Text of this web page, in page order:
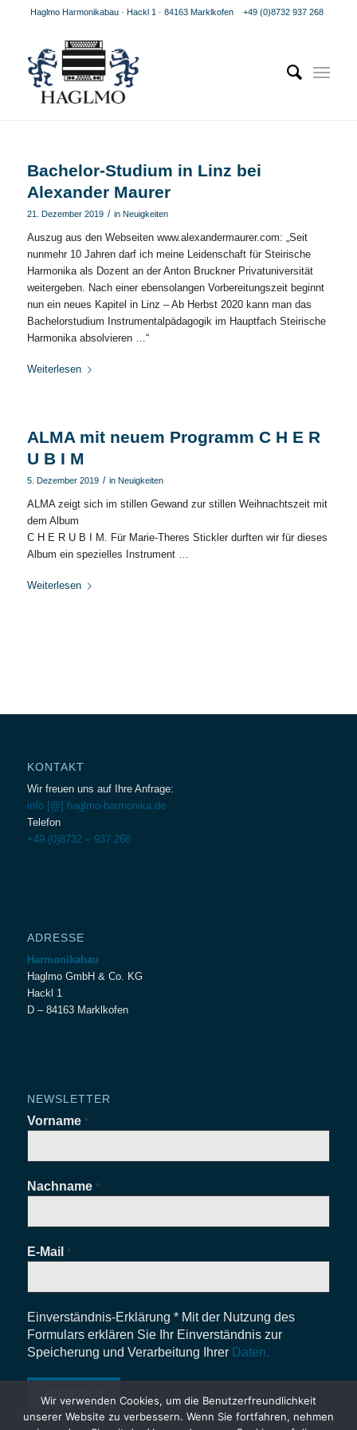
Haglmo Harmonikabau · Hackl 1 · 84163 Marklkofen+49 (0)8732 937 268
Bachelor-Studium in Linz bei
Alexander Maurer
21. Dezember 2019 / in Neuigkeiten
Auszug aus den Webseiten www.alexandermaurer.com: „Seit
nunmehr 10 Jahren darf ich meine Leidenschaft für Steirische
Harmonika als Dozent an der Anton Bruckner Privatuniversität
weitergeben. Nach einer ebensolangen Vorbereitungszeit beginnt
nun ein neues Kapitel in Linz – Ab Herbst 2020 kann man das
Bachelorstudium Instrumentalpädagogik im Hauptfach Steirische
Harmonika absolvieren …“
Weiterlesen
ALMA mit neuem Programm C H E R
U B I M
5. Dezember 2019 / in Neuigkeiten
ALMA zeigt sich im stillen Gewand zur stillen Weihnachtszeit mit
dem Album
C H E R U B I M. Für Marie-Theres Stickler durften wir für dieses
Album ein spezielles Instrument …
Weiterlesen
KONTAKT
Wir freuen uns auf Ihre Anfrage:
info [@] haglmo-harmonika.de
Telefon
+49 (0)8732 – 937 268
ADRESSE
Harmonikabau
Haglmo GmbH & Co. KG
Hackl 1
D – 84163 Marklkofen
NEWSLETTER
Vorname *
Nachname *
E-Mail *
Einverständnis-Erklärung * Mit der Nutzung des
Formulars erklären Sie Ihr Einverständnis zur
Speicherung und Verarbeitung Ihrer Daten.
Wir verwenden Cookies, um die Benutzerfreundlichkeit
unserer Website zu verbessern. Wenn Sie fortfahren, nehmen